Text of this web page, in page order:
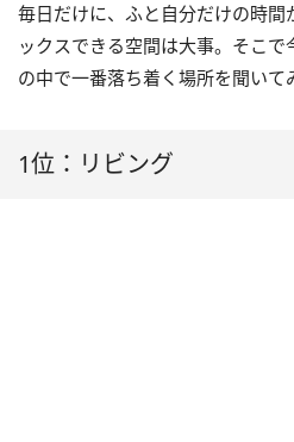
毎日だけに、ふと自分だけの時間
ックスできる空間は大事。そこ
の中で一番落ち着く場所を聞いて
1位：リビング